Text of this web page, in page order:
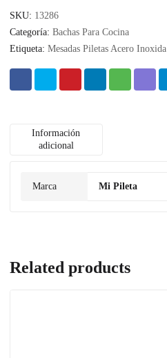
SKU: 13286
Categoría: Bachas Para Cocina
Etiqueta: Mesadas Piletas Acero Inoxida
Información
adicional
Marca Mi Pileta
Related products